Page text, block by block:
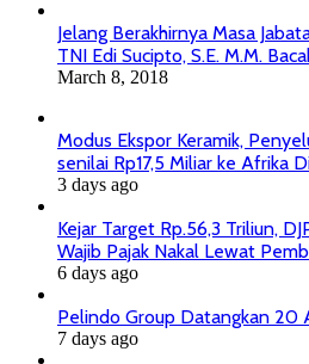
Jelang Berakhirnya Masa
TNI Edi Sucipto, S.E. M.M.
March 8, 2018
Modus Ekspor Keramik,
senilai Rp17,5 Miliar ke Afrika
3 days ago
Kejar Target Rp.56,3 Triliun,
Wajib Pajak Nakal Lewat
6 days ago
Pelindo Group Datangkan 20
7 days ago